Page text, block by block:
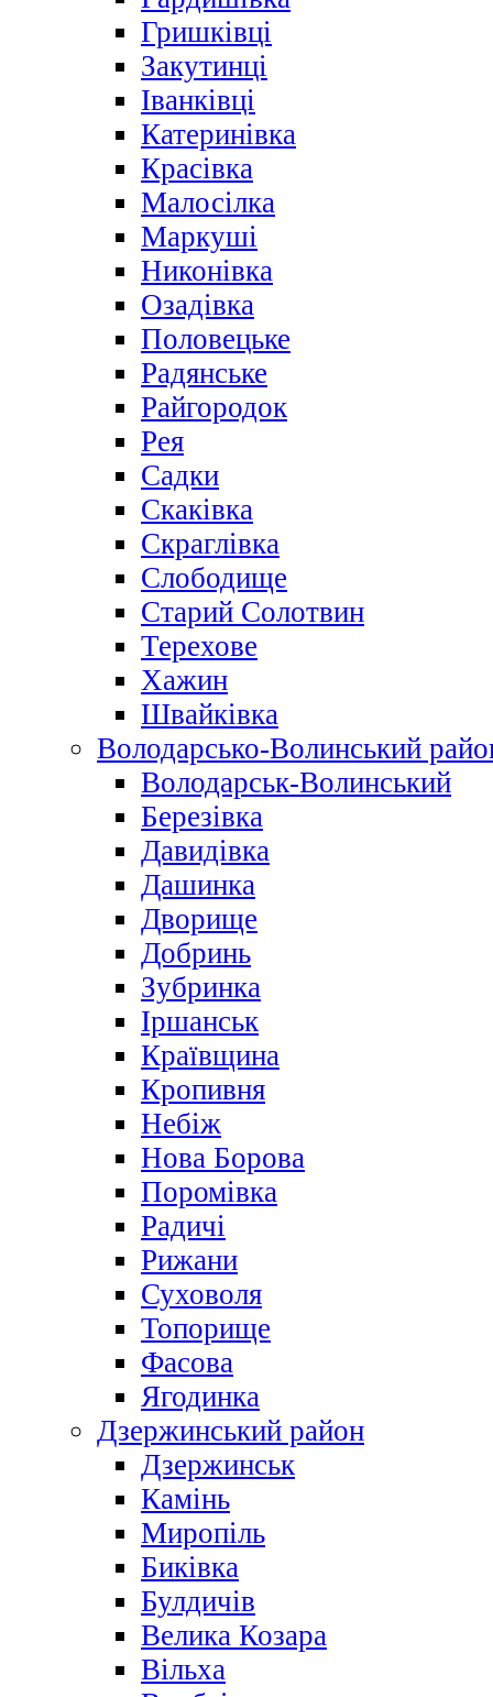
Гришківці
Закутинці
Іванківці
Катеринівка
Красівка
Малосілка
Маркуші
Никонівка
Озадівка
Половецьке
Радянське
Райгородок
Рея
Садки
Скаківка
Скраглівка
Слободище
Старий Солотвин
Терехове
Хажин
Швайківка
Володарсько-Волинський
Володарськ-Волинський
Березівка
Давидівка
Дашинка
Дворище
Добринь
Зубринка
Іршанськ
Краївщина
Кропивня
Небіж
Нова Борова
Поромівка
Радичі
Рижани
Суховоля
Топорище
Фасова
Ягодинка
Дзержинський район
Дзержинськ
Камінь
Миропіль
Биківка
Булдичів
Велика Козара
Вільха